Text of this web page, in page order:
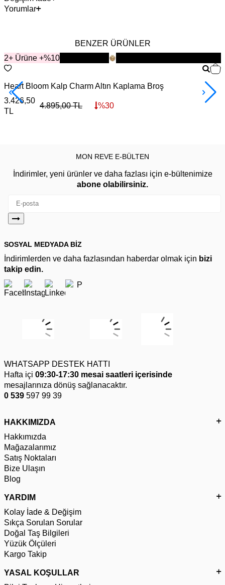
Yorumlar
BENZER ÜRÜNLER
2+ Ürüne +%10
YENİ
Heart Bloom Kalp Charm Altın Kaplama Broş
3.426,50
TL
4.895,00TL %30
MON REVE E-BÜLTEN
İndirimler, yeni ürünler ve daha fazlası için e-bültenimize
abone olabilirsiniz.
SOSYAL MEDYADA BİZ
İndirimlerden ve daha fazlasından haberdar olmak için bizi
takip edin.
WHATSAPP DESTEK HATTI
Hafta içi 09:30-17:30 mesai saatleri içerisinde
mesajlarınıza dönüş sağlanacaktır.
0 539 597 99 39
HAKKIMIZDA
Hakkımızda
Mağazalarımız
Satış Noktaları
Bize Ulaşın
Blog
YARDIM
Kolay İade & Değişim
Sıkça Sorulan Sorular
Doğal Taş Bilgileri
Yüzük Ölçüleri
Kargo Takip
YASAL KOŞULLAR